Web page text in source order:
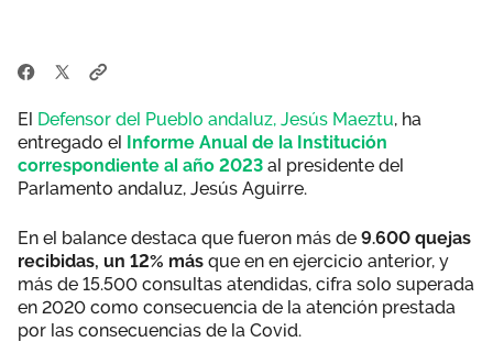
El Defensor del Pueblo andaluz, Jesús Maeztu, ha
entregado el Informe Anual de la Institución
correspondiente al año 2023 al presidente del
Parlamento andaluz, Jesús Aguirre.
En el balance destaca que fueron más de 9.600 quejas
recibidas, un 12% más que en en ejercicio anterior, y
más de 15.500 consultas atendidas, cifra solo superada
en 2020 como consecuencia de la atención prestada
por las consecuencias de la Covid.